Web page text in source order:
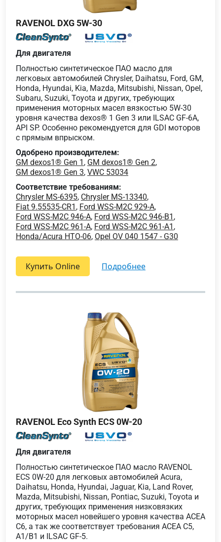
RAVENOL DXG 5W-30
Для двигателя
Полностью синтетическое ПАО масло для
легковых автомобилей Chrysler, Daihatsu, Ford, GM,
Honda, Hyundai, Kia, Mazda, Mitsubishi, Nissan, Opel,
Subaru, Suzuki, Toyota и других, требующих
применения моторных масел вязкостью 5W-30
уровня качества dexos® 1 Gen 3 или ILSAC GF-6A,
API SP. Особенно рекомендуется для GDI моторов
с прямым впрыском.
Одобрено производителем:
GM dexos1® Gen 1 , GM dexos1® Gen 2,
GM dexos1® Gen 3, VWC 53034
Соответствие требованиям:
Chrysler MS-6395, Chrysler MS-13340,
Fiat 9.55535-CR1 , Ford WSS-M2C 929-A,
Ford WSS-M2C 946-A, Ford WSS-M2C 946-B1 ,
Ford WSS-M2C 961-A, Ford WSS-M2C 961-A1 ,
Honda/Acura HTO-06, Opel OV 040 1547 - G30
Купить Online подробнее
RAVENOL Eco Synth ECS 0W-20
Для двигателя
Полностью синтетическое ПАО масло RAVENOL
ECS 0W-20 для легковых автомобилей Acura,
Daihatsu, Honda, Hyundai, Jaguar, Kia, Land Rover,
Mazda, Mitsubishi, Nissan, Pontiac, Suzuki, Toyota и
других, требующих применения низковязких
моторных масел новейшего уровня качества ACEA
C6, а так же соответствует требования ACEA C5,
A1/B1 и ILSAC GF-5.